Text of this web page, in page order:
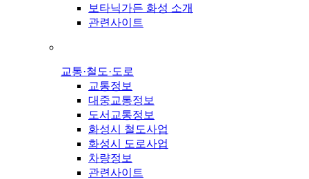
보타닉가든 화성 소개
관련사이트
교통·철도·도로
교통정보
대중교통정보
도서교통정보
화성시 철도사업
화성시 도로사업
차량정보
관련사이트